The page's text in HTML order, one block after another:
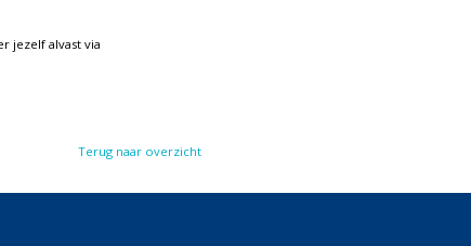
jezelf alvast via
Terug naar overzicht